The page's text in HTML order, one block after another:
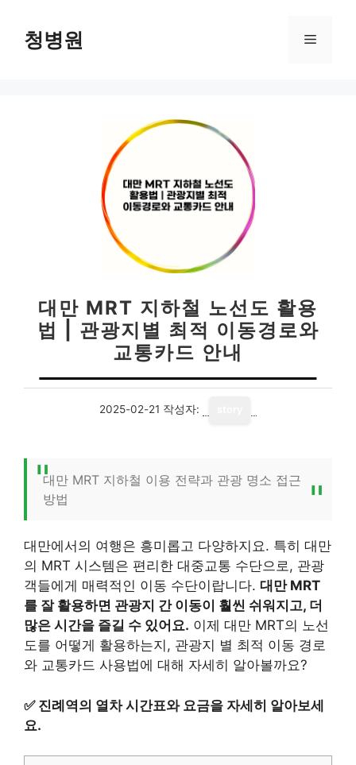
청병원 메
대만 MRT 지하철 노선도 활용
법 | 관광지별 최적 이동경로와
교통카드 안내
2025-02-21 작성자:
대만 MRT 지하철 이용 전략과 관광 명소 접근
방법
대만에서의 여행은 흥미롭고 다양하지요. 특히 대만
의 MRT 시스템은 편리한 대중교통 수단으로, 관광
객들에게 매력적인 이동 수단이랍니다. 대만 MRT
를 잘 활용하면 관광지 간 이동이 훨씬 쉬워지고, 더
많은 시간을 즐길 수 있어요. 이제 대만 MRT의 노선
도를 어떻게 활용하는지, 관광지 별 최적 이동 경로
와 교통카드 사용법에 대해 자세히 알아볼까요?
✅ 진례역의 열차 시간표와 요금을 자세히 알아보세
요.